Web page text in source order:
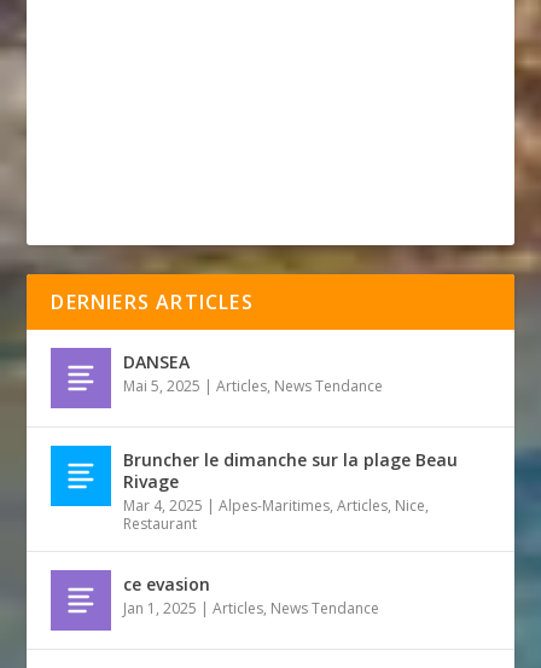
DERNIERS ARTICLES
DANSEA
Mai 5, 2025 |Articles, News Tendance
Bruncher le dimanche sur la plage Beau
Rivage
Mar 4, 2025 |Alpes-Maritimes,Articles, Nice,
Restaurant
ce evasion
Jan 1, 2025 |Articles, News Tendance